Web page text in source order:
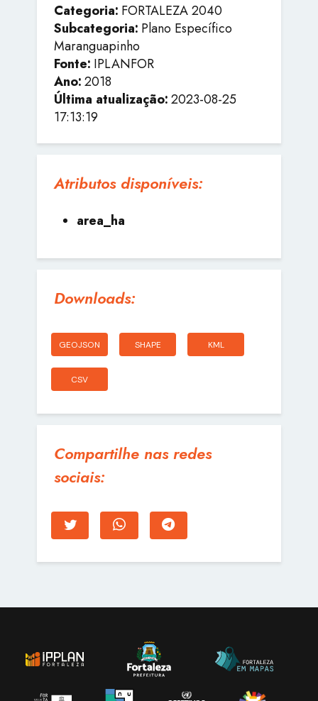
Categoria: FORTALEZA 2040
Subcategoria: Plano Específico
Maranguapinho
Fonte: IPLANFOR
Ano:2018
Última atualização:2023-08-25
17:13:19
Atributos disponíveis:
area_ha
Downloads:
GEOJSON SHAPE KML
CSV
Compartilhe nas redes
sociais: